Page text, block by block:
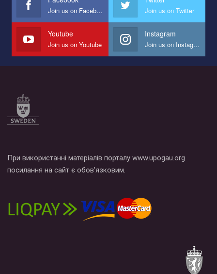
Мы просим вас поддержать нас и помочь нам реализовать
наш план по борьбе с насилием и дискриминацией на почве
СОГИ в Украине.
Все, что вам нужно сделать - это зайти на наш канал YouTube
Join us on Facebook Join us on Twitter
Youtube
Join us on Youtube
Instagram
Join us on Instagram
При використанні матеріалів порталу www.upogau.org
посилання на сайт є обов’язковим.